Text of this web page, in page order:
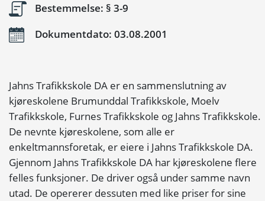
Bestemmelse: § 3-9
Dokumentdato: 03.08.2001
Jahns Trafikkskole DA er en sammenslutning av
kjøreskolene Brumunddal Trafikkskole, Moelv
Trafikkskole, Furnes Trafikkskole og Jahns Trafikkskole.
De nevnte kjøreskolene, som alle er
enkeltmannsforetak, er eiere i Jahns Trafikkskole DA.
Gjennom Jahns Trafikkskole DA har kjøreskolene flere
felles funksjoner. De driver også under samme navn
utad. De opererer dessuten med like priser for sine